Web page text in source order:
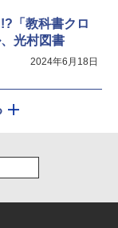
「教科書クロ
光村図書
2024年6月18日